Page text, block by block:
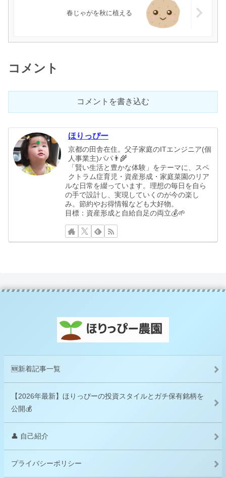
春じゃがを秋に植える
コメント
コメントを書き込む
ほりっぴー
京都の田舎在住。父子家庭のITエンジニア(個
人事業主)パパ👨‍🌾
「賢い生活と豊かな体験」をテーマに、スペ
クトラム症育児・資産形成・家庭菜園のリア
ルな日常を綴っています。理想の毎日を自ら
の手で設計し、実現していくのが今の楽し
み。節約やお得情報なども大好物。
目標：資産形成と自給自足の両立💰🌱
🆕新着記事一覧
【2026年最新】ほりっぴーの投資スタイルとガチ保有銘柄を
公開💰
👤 自己紹介
プライバシーポリシー